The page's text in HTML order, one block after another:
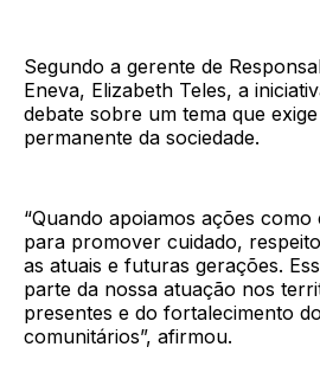
Segundo a gerente de
Eneva, Elizabeth Teles, a
debate sobre um tema que
permanente da sociedade.
“Quando apoiamos ações
para promover cuidado,
as atuais e futuras gerações.
parte da nossa atuação nos
presentes e do fortalecimento
comunitários”, afirmou.